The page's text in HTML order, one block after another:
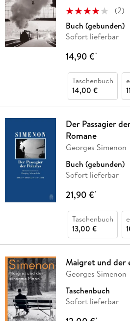
(2)
Buch (gebunden)
Sofort lieferbar
14,90 €*
Taschenbuch
14,00 €
Der Passagier
Romane
Georges Simenon
Buch (gebunden)
Sofort lieferbar
21,90 €*
Taschenbuch
13,00 €
Maigret und der
Georges Simenon
Taschenbuch
Sofort lieferbar
*